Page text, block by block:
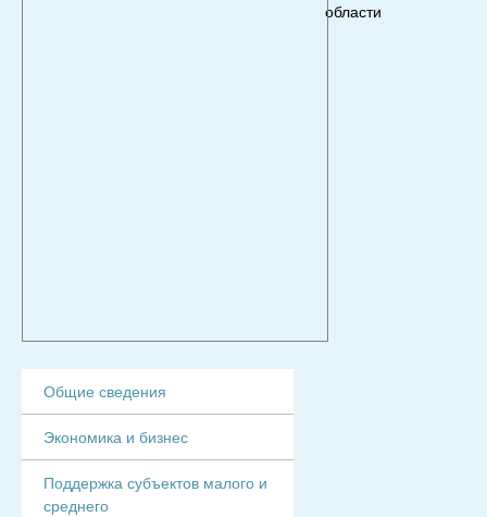
области
Общие сведения
Экономика и бизнес
Поддержка субъектов малого и
среднего